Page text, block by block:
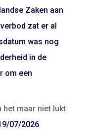
Zaken aan
zat er al
was nog
in de
om een
het maar niet lukt
07/2026